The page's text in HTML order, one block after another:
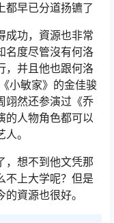
都早已分道扬镳了
成功，資源也非常
名度尽管沒有何洛
，并且他也跟何洛
小敏家》的金佳骏
翊然还参演过《乔
的人物角色都可以
。
，想不到他文凭那
不上大学呢？但是
資源也很好。